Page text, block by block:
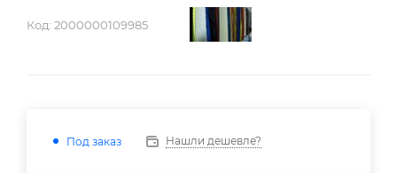
Код: 2000000109985
Под заказ Нашли дешевле?